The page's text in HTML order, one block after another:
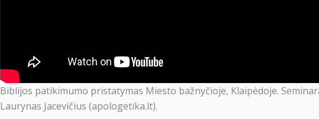
Biblijos patikimumo pristatymas Miesto bažnyčioje, Klaipėdoje.
Laurynas Jacevičius (apologetika.lt).